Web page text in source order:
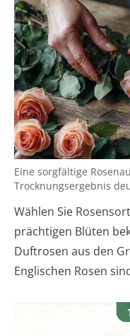
Eine sorgfältige
Trocknungsergebnis
Wählen Sie
prächtigen Blüten
Duftrosen aus den
Englischen Rosen